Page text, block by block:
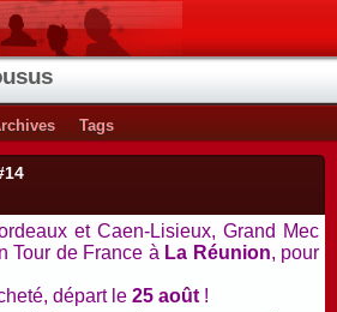
Tags
et Caen-Lisieux, Grand Mec
Tour de France à La Réunion, pour
départ le 25 août !